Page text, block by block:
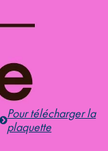
Pour télécharger la
plaquette